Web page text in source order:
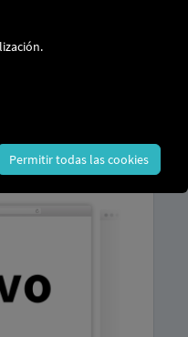
en elmapa RIO
usted
Permitir todas las cookies